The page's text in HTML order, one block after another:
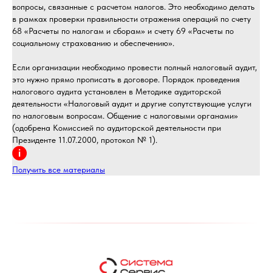
вопросы, связанные с расчетом налогов. Это необходимо делать
в рамках проверки правильности отражения операций по счету
68 «Расчеты по налогам и сборам» и счету 69 «Расчеты по
социальному страхованию и обеспечению».
Если организации необходимо провести полный налоговый аудит,
это нужно прямо прописать в договоре. Порядок проведения
налогового аудита установлен в Методике аудиторской
деятельности «Налоговый аудит и другие сопутствующие услуги
по налоговым вопросам. Общение с налоговыми органами»
(одобрена Комиссией по аудиторской деятельности при
Президенте 11.07.2000, протокол № 1).
Получить все материалы